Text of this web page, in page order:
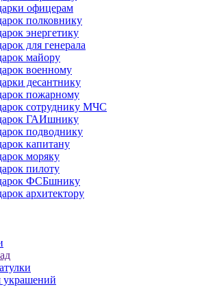
офицерам
полковнику
энергетику
для генерала
майору
военному
десантнику
пожарному
сотруднику МЧС
ГАИшнику
подводнику
капитану
моряку
пилоту
ФСБшнику
архитектору
украшений